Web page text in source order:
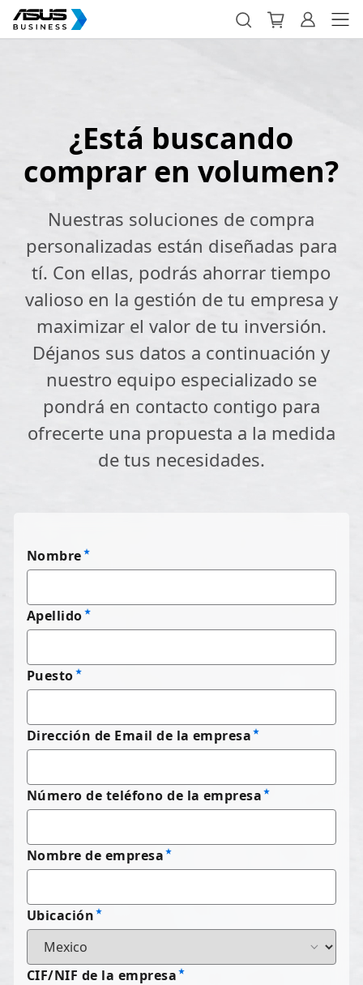
¿Está buscando
comprar en volumen?
Nuestras soluciones de compra
personalizadas están diseñadas para
tí. Con ellas, podrás ahorrar tiempo
valioso en la gestión de tu empresa y
maximizar el valor de tu inversión.
Déjanos sus datos a continuación y
nuestro equipo especializado se
pondrá en contacto contigo para
ofrecerte una propuesta a la medida
de tus necesidades.
Nombre
Apellido
Puesto
Dirección de Email de la empresa
Número de teléfono de la empresa
Nombre de empresa
Ubicación
CIF/NIF de la empresa